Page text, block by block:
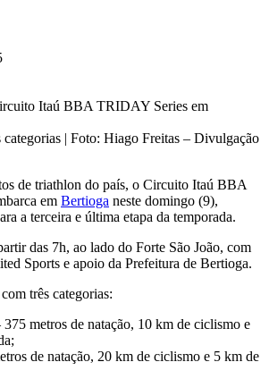
categorias | Foto: Hiago Freitas – Divulgação
de triathlon do país, o Circuito Itaú BBA
em Bertioga neste domingo (9),
a terceira e última etapa da temporada.
das 7h, ao lado do Forte São João, com
Sports e apoio da Prefeitura de Bertioga.
três categorias:
375 metros de natação, 10 km de ciclismo e
de natação, 20 km de ciclismo e 5 km de